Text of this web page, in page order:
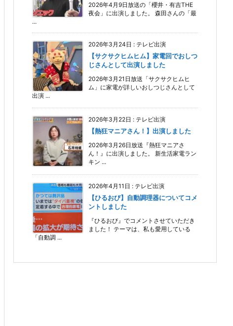
2026年4月9日放送の「櫻井・有吉THE
夜会」に出演しました。 森田さんの「最
...
2026年3月24日 : テレビ出演
【サクサクヒムヒム】家電回でおしつ
じさんとして出演しました
2026年3月21日放送「サクサクヒムヒ
ム」に家電が詳しいおしつじさんとして
出演 ...
2026年3月22日 : テレビ出演
【熱狂マニアさん！】出演しました
2026年3月26日放送『熱狂マニアさ
ん！』に出演しました。 新生活家電ラン
キン ...
2026年4月11日 : テレビ出演
【ひるおび】自動調理器についてコメ
ントしました
『ひるおび』でコメントさせていただき
ました！ テーマは、私も愛用している
「自動調 ...